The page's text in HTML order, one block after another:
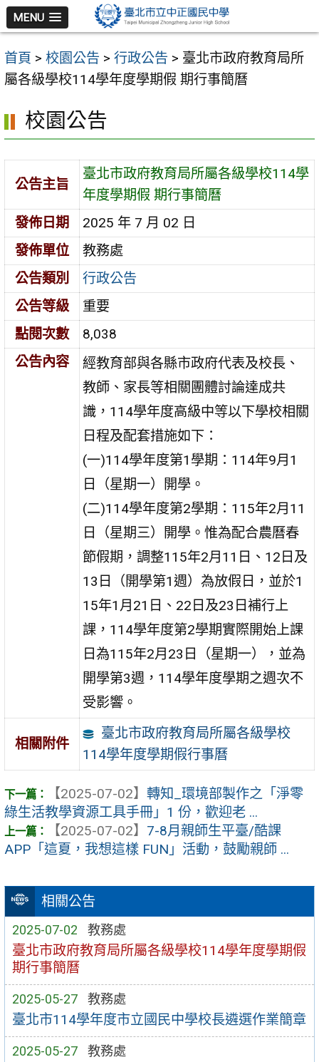
跳
至
主
要
容
區
MENU
首頁 > 校園公告 > 行政公告 > 臺北市政府教育局所
屬各級學校114學年度學期假 期行事簡曆
相關公告
2025-07-02 教務處
臺北市政府教育局所屬各級學校114學年度學期假
期行事簡曆
2025-05-27 教務處
臺北市114學年度市立國民中學校長遴選作業簡章
2025-05-27 教務處
校園公告
公告主旨
臺北市政府教育局所屬各級學校114學
年度學期假 期行事簡曆
發佈日期
2025 年 7 月 02 日
發佈單位
教務處
公告類別
行政公告
公告等級
重要
點閱次數
8,038
公告內容
經教育部與各縣市政府代表及校長、
教師、家長等相關團體討論達成共
識，114學年度高級中等以下學校相關
日程及配套措施如下：
(一)114學年度第1學期：114年9月1
日（星期一）開學。
(二)114學年度第2學期：115年2月11
日（星期三）開學。惟為配合農曆春
節假期，調整115年2月11日、12日及
13日（開學第1週）為放假日，並於1
15年1月21日、22日及23日補行上
課，114學年度第2學期實際開始上課
日為115年2月23日（星期一），並為
開學第3週，114學年度學期之週次不
受影響。
相關附件
臺北市政府教育局所屬各級學校
114學年度學期假行事曆
【2025-07-02】 轉知_環境部製作之「淨零
綠生活教學資源工具手冊」1 份，歡迎老 ...
【2025-07-02】 7-8月親師生平臺/酷課
APP「這夏，我想這樣 FUN」活動，鼓勵親師 ...